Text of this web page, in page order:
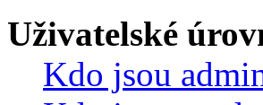
Uživatelské
Kdo jsou